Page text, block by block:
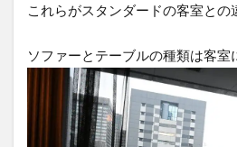
これらがスタンダードの客室との
ソファーとテーブルの種類は客室